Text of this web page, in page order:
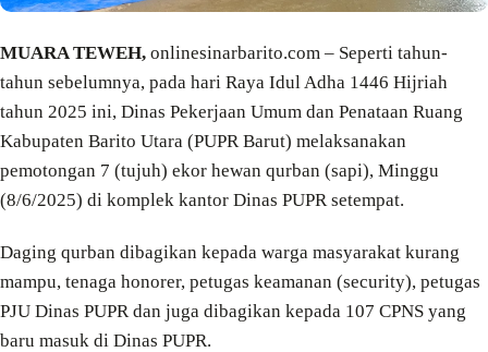
MUARA TEWEH, onlinesinarbarito.com – Seperti tahun-
tahun sebelumnya, pada hari Raya Idul Adha 1446 Hijriah
tahun 2025 ini, Dinas Pekerjaan Umum dan Penataan Ruang
Kabupaten Barito Utara (PUPR Barut) melaksanakan
pemotongan 7 (tujuh) ekor hewan qurban (sapi), Minggu
(8/6/2025) di komplek kantor Dinas PUPR setempat.
Daging qurban dibagikan kepada warga masyarakat kurang
mampu, tenaga honorer, petugas keamanan (security), petugas
PJU Dinas PUPR dan juga dibagikan kepada 107 CPNS yang
baru masuk di Dinas PUPR.